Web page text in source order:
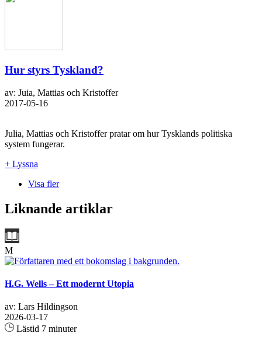
Hur styrs Tyskland?
av: Juia, Mattias och Kristoffer
2017-05-16
Julia, Mattias och Kristoffer pratar om hur Tysklands politiska
system fungerar.
+ Lyssna
Visa fler
Liknande artiklar
M
H.G. Wells – Ett modernt Utopia
av: Lars Hildingson
2026-03-17
Lästid 7 minuter